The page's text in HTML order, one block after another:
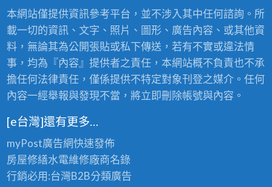
本網站僅提供資訊參考平台，並不涉入其中任何諮詢。所
載一切的資訊、文字、照片、圖形、廣告內容、或其他資
料，無論其為公開張貼或私下傳送，若有不實或違法情
事，均為『內容』提供者之責任，本網站概不負責也不承
擔任何法律責任，僅係提供不特定對象刊登之媒介。任何
內容一經舉報與發現不當，將立即刪除帳號與內容。
[e台灣]還有更多…
myPost廣告網快速發佈
房屋修繕水電維修廠商名錄
行銷必用:台灣B2B分類廣告